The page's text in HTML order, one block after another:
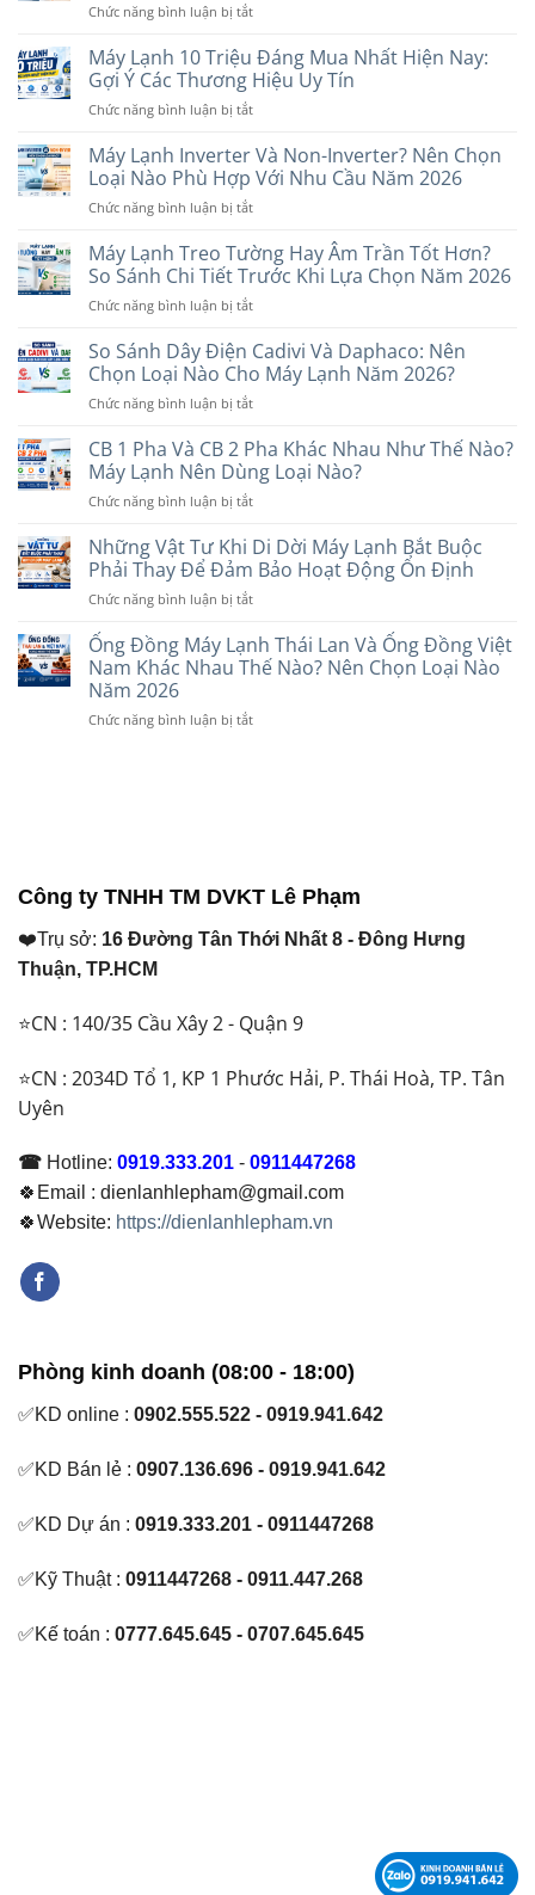
Chức năng bình luận bị tắtở
Lạnh
1
Chiều
Và
Chiều
Khác
Thế
Nên
Chọn
Nào?
Máy Lạnh 10 Triệu Đáng Mua Nhất Hiện Nay:
Gợi Ý Các Thương Hiệu Uy Tín
Chức năng bình luận bị tắtở
Lạnh
10
Triệu
Đáng
Nhất
Hiện
Gợi
Các
Thương
Uy
Máy Lạnh Inverter Và Non-Inverter? Nên Chọn
Loại Nào Phù Hợp Với Nhu Cầu Năm 2026
Chức năng bình luận bị tắtở
Lạnh
Inverter
Và
Non-
Nên
Chọn
Nào
Hợp
Với
Cầu
2026
Máy Lạnh Treo Tường Hay Âm Trần Tốt Hơn?
So Sánh Chi Tiết Trước Khi Lựa Chọn Năm 2026
Chức năng bình luận bị tắtở
Lạnh
Treo
Tường
Hay
Trần
Tốt
Hơn?
So
Chi
Tiết
Khi
Chọn
Năm
So Sánh Dây Điện Cadivi Và Daphaco: Nên
Chọn Loại Nào Cho Máy Lạnh Năm 2026?
Chức năng bình luận bị tắtở
Sánh
Điện
Cadivi
Daphaco:
Nên
Loại
Cho
Máy
2026?
CB 1 Pha Và CB 2 Pha Khác Nhau Như Thế Nào?
Máy Lạnh Nên Dùng Loại Nào?
Chức năng bình luận bị tắtở
1
Pha
Và
CB
Pha
Khác
Thế
Những Vật Tư Khi Di Dời Máy Lạnh Bắt Buộc
Phải Thay Để Đảm Bảo Hoạt Động Ổn Định
Chức năng bình luận bị tắtở
Vật
Tư
Khi
Dời
Bảo
Động
Ống Đồng Máy Lạnh Thái Lan Và Ống Đồng Việt
Nam Khác Nhau Thế Nào? Nên Chọn Loại Nào
Năm 2026
Chức năng bình luận bị tắtở
Đồng
Nam
Nào?
Loại
Công ty TNHH TM DVKT Lê Phạm
❤️Trụ sở: 16 Đường Tân Thới Nhất 8 - Đông Hưng
Thuận, TP.HCM
⭐CN : 140/35 Cầu Xây 2 - Quận 9
⭐CN : 2034D Tổ 1, KP 1 Phước Hải, P. Thái Hoà, TP. Tân
Uyên
☎ Hotline: 0919.333.201 - 0911447268
🍀Email : dienlanhlepham@gmail.com
🍀Website: https://dienlanhlepham.vn
Phòng kinh doanh (08:00 - 18:00)
✅KD online : 0902.555.522 - 0919.941.642
✅KD Bán lẻ : 0907.136.696 - 0919.941.642
✅KD Dự án : 0919.333.201 - 0911447268
✅Kỹ Thuật : 0911447268 - 0911.447.268
✅Kế toán : 0777.645.645 - 0707.645.645